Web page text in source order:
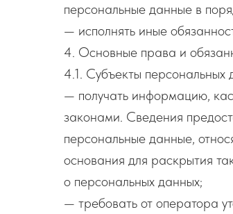
персональные данные в
— исполнять иные
4. Основные права и
4.1. Субъекты
— получать информацию,
законами. Сведения
персональные данные,
основания для раскрытия
о персональных данных;
— требовать от оператора